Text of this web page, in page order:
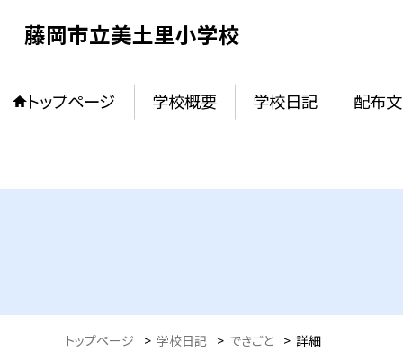
藤岡市立美土里小学校
トップページ 学校概要 学校日記 配布
トップページ > 学校日記 > できごと > 詳細